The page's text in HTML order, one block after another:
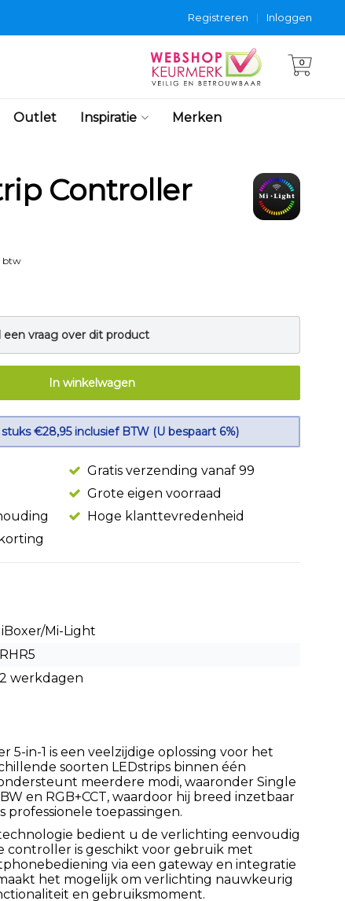
Inloggen
|
Registreren
0
Outlet Inspiratie Merken
Controller
btw
een vraag over dit product
In winkelwagen
€28,95 inclusief BTW (U bespaart 6%)
Gratis verzending vanaf 99
Grote eigen voorraad
Hoge klanttevredenheid
Mi-Light
werkdagen
5-in-1 is een veelzijdige oplossing voor het
soorten LEDstrips binnen één
meerdere modi, waaronder Single
en RGB+CCT, waardoor hij breed inzetbaar
professionele toepassingen.
bedient u de verlichting eenvoudig
controller is geschikt voor gebruik met
via een gateway en integratie
het mogelijk om verlichting nauwkeurig
en gebruiksmoment.